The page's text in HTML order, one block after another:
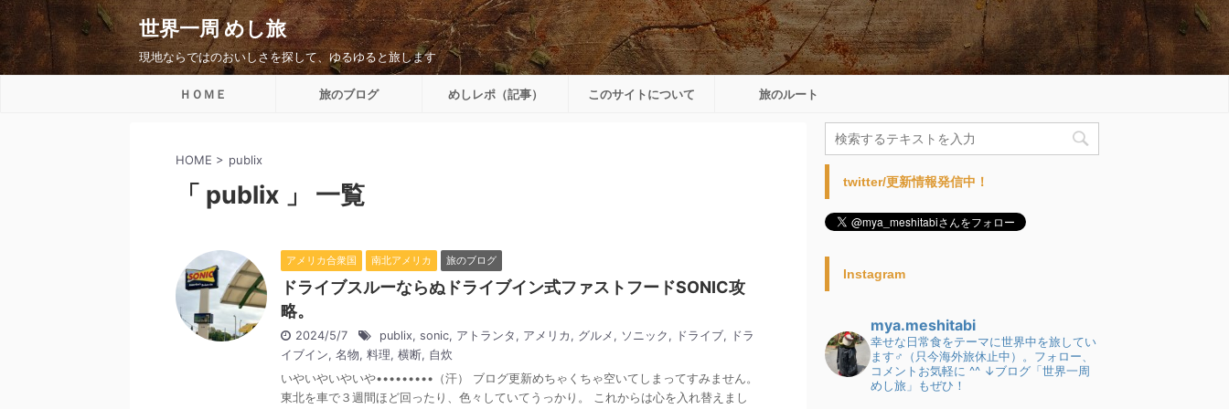
世界一周 めし旅
現地ならではのおいしさを探して、ゆるゆると旅します
ＨＯＭＥ 旅のブログ めしレポ（記事） このサイトについて 旅のルート
HOME > publix
「 publix 」 一覧
アメリカ合衆国 南北アメリカ 旅のブログ
ドライブスルーならぬドライブイン式ファストフードSONIC攻
略。
2024/5/7 publix, sonic, アトランタ , アメリカ , グルメ , ソニック , ドライブ, ドラ
イブイン, 名物, 料理, 横断, 自炊
いやいやいやいや•••••••••（汗） ブログ更新めちゃくちゃ空いてしまってすみません。
東北を車で３週間ほど回ったり、色々していてうっかり。 これからは心を入れ替えまし
twitter/更新情報発信中！
Instagram
mya.meshitabi
幸せな日常食をテーマに世界中を旅してい
ます♂（只今海外旅休止中）。フォロー、
コメントお気軽に ^^ ↓ブログ「世界一周
めし旅」もぜひ！